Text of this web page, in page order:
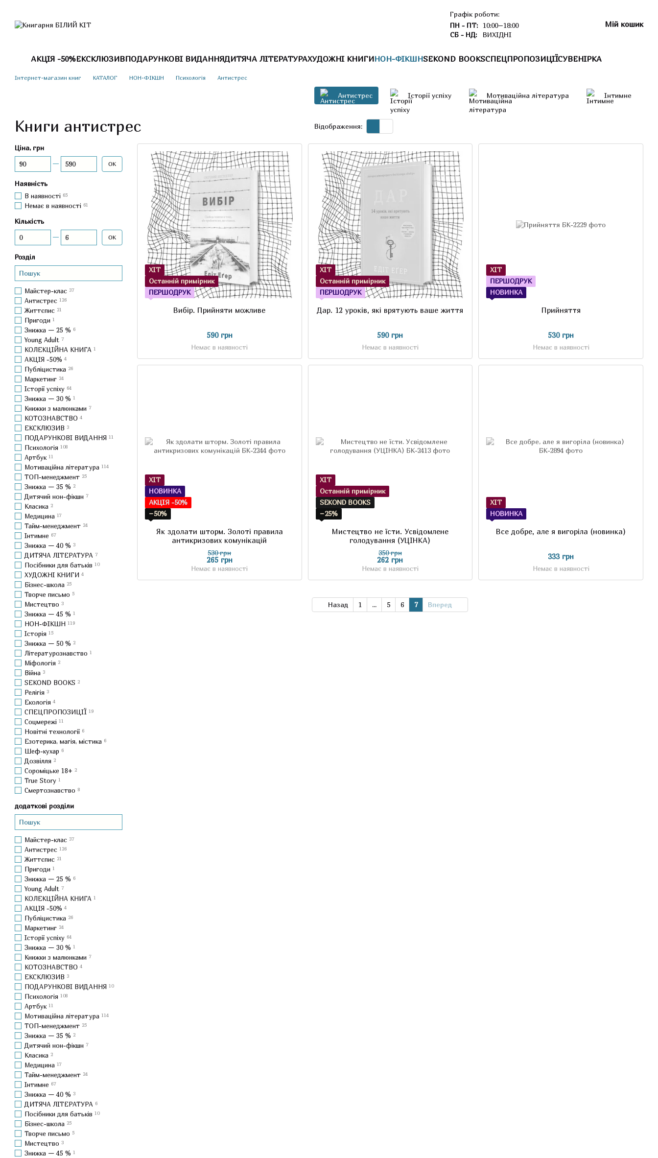
Графік роботи:
ПН - ПТ: 10:00–18:00
СБ - НД:
ВИХІДНІ
Мій кошик
АКЦІЯ -50%ЕКСКЛЮЗИВПОДАРУНКОВІ ВИДАННЯДИТЯЧА ЛІТЕРАТУРАХУДОЖНІ КНИГИНОН-ФІКШНSEKOND BOOKSСПЕЦПРОПОЗИЦІЇСУВЕНІРКА
Інтернет-магазин книг КАТАЛОГ НОН-ФІКШН Психологія Антистрес
Книги антистрес
Антистрес Історії успіху Мотиваційна література Інтимне
Відображення:
ХІТ
Останній примірник
ПЕРШОДРУК
Вибір. Прийняти можливе
590 грн
Немає в наявності
ХІТ
Останній примірник
ПЕРШОДРУК
Дар. 12 уроків, які врятують ваше життя
590 грн
Немає в наявності
ХІТ
ПЕРШОДРУК
НОВИНКА
Прийняття
530 грн
Немає в наявності
ХІТ
НОВИНКА
АКЦІЯ -50%
−50%
Як здолати шторм. Золоті правила
антикризових комунікацій
530 грн
265 грн
Немає в наявності
ХІТ
Останній примірник
SEKOND BOOKS
−25%
Мистецтво не їсти. Усвідомлене
голодування (УЦІНКА)
350 грн
262 грн
Немає в наявності
ХІТ
НОВИНКА
Все добре, але я вигоріла (новинка)
333 грн
Немає в наявності
Назад 1 ... 5 6 7 Вперед
Ціна, грн
Від Ціна, грн
До Ціна, грн ОК
Наявність
В наявності 65
Немає в наявності 61
Кількість
Від Кількість
До Кількість ОК
Розділ
Майстер-клас 37
Антистрес 126
Життєпис 21
Пригоди 1
Знижка — 25 % 6
Young Adult 7
КОЛЕКЦІЙНА КНИГА 1
АКЦІЯ -50% 4
Публіцистика 26
Маркетинг 24
Історії успіху 64
Знижка — 30 % 1
Книжки з малюнками 7
КОТОЗНАВСТВО 4
ЕКСКЛЮЗИВ 3
ПОДАРУНКОВІ ВИДАННЯ 11
Психологія 108
Артбук 11
Мотиваційна література 114
ТОП-менеджмент 25
Знижка — 35 % 2
Дитячий нон-фікшн 7
Класика 2
Медицина 17
Тайм-менеджмент 24
Інтимне 67
Знижка — 40 % 3
ДИТЯЧА ЛІТЕРАТУРА 7
Посібники для батьків 10
ХУДОЖНІ КНИГИ 4
Бізнес-школа 25
Творче письмо 5
Мистецтво 3
Знижка — 45 % 1
НОН-ФІКШН 119
Історія 15
Знижка — 50 % 2
Літературознавство 1
Міфологія 2
Війна 3
SEKOND BOOKS 2
Релігія 3
Екологія 4
СПЕЦПРОПОЗИЦІЇ 19
Соцмережі 11
Новітні технології 6
Езотерика, магія, містика 6
Шеф-кухар 6
Дозвілля 2
Сороміцьке 18+ 2
True Story 1
Смертознавство 8
додаткові розділи
Майстер-клас 37
Антистрес 126
Життєпис 21
Пригоди 1
Знижка — 25 % 6
Young Adult 7
КОЛЕКЦІЙНА КНИГА 1
АКЦІЯ -50% 4
Публіцистика 26
Маркетинг 24
Історії успіху 64
Знижка — 30 % 1
Книжки з малюнками 7
КОТОЗНАВСТВО 4
ЕКСКЛЮЗИВ 3
ПОДАРУНКОВІ ВИДАННЯ 10
Психологія 108
Артбук 11
Мотиваційна література 114
ТОП-менеджмент 25
Знижка — 35 % 2
Дитячий нон-фікшн 7
Класика 2
Медицина 17
Тайм-менеджмент 24
Інтимне 67
Знижка — 40 % 3
ДИТЯЧА ЛІТЕРАТУРА 6
Посібники для батьків 10
Бізнес-школа 25
Творче письмо 5
Мистецтво 3
Знижка — 45 % 1